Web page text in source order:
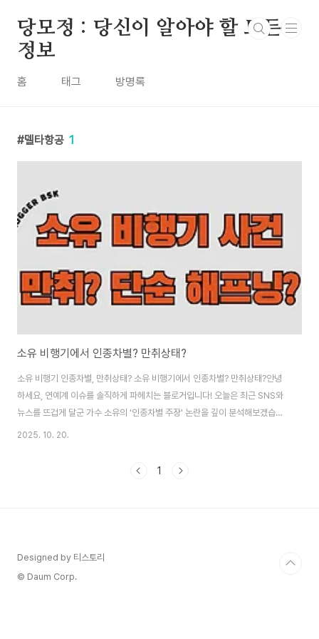
당모정 : 당신이 알아야 할 모든
정보
홈 태그 방명록
델타항공 1
소유 비행기에서 인종차별? 만취상태?
소유 비행기 인종차별, 만취상태? 소유 비행기에서 인종차별? 만취상태?안녕
하세요, 연예계 이슈를 솔직하게 파헤치는 블로거입니다! 오늘은 최근 SNS와
뉴스를 뜨겁게 달군 가수 소유의 '인종차별 주장' 논란을 깊이 분석해보겠습니
다. 씨스타 출신 소유가 미국 항공기에서 겪은 불쾌한 경험을 인종차별로 규정
서 상황이 급반전됐어요. 소유가 만취 상태에서 한국인 승무원을 요구하고 메
2025. 10. 20.
1
Designed by 티스토리
© Daum Corp.